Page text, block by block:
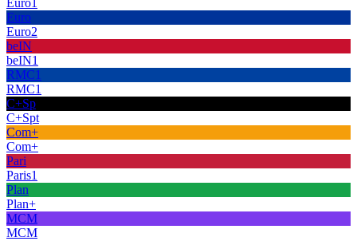
Euro1
Euro
Euro2
beIN
beIN1
RMC1
RMC1
C+Sp
C+Spt
Com+
Com+
Pari
Paris1
Plan
Plan+
MCM
MCM